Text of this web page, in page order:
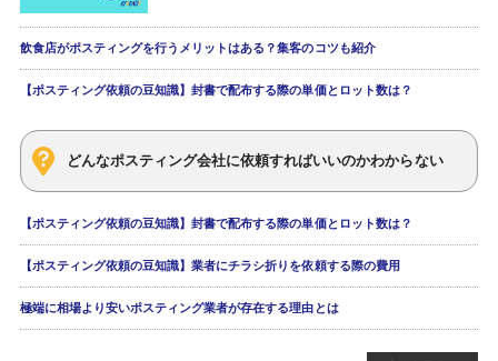
飲食店がポスティングを行うメリットはある？集客のコツも紹介
【ポスティング依頼の豆知識】封書で配布する際の単価とロット数は？
どんなポスティング会社に依頼すればいいのかわからない
【ポスティング依頼の豆知識】封書で配布する際の単価とロット数は？
【ポスティング依頼の豆知識】業者にチラシ折りを依頼する際の費用
極端に相場より安いポスティング業者が存在する理由とは